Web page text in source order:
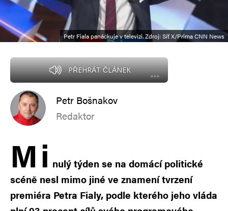
Petr Fiala panáčkuje v televizi. Zdroj: Síť X/Prima CNN News
PŘEHRÁT ČLÁNEK
Petr Bošnakov
Redaktor
Mi nulý týden se na domácí politické
scéně nesl mimo jiné ve znamení tvrzení
premiéra Petra Fialy, podle kterého jeho vláda